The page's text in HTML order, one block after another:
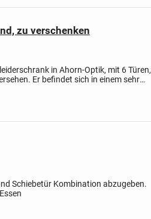
zu verschenken
in Ahorn-Optik, mit 6 Türen,
Er befindet sich in einem sehr
Schiebetür Kombination abzugeben.